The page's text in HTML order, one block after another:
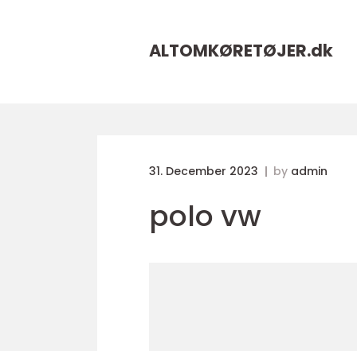
ALTOMKØRETØJER.dk
31. December 2023 by admin
polo vw